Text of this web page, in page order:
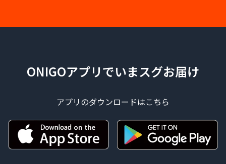
ONIGOアプリでいまスグお届け
アプリのダウンロードはこちら